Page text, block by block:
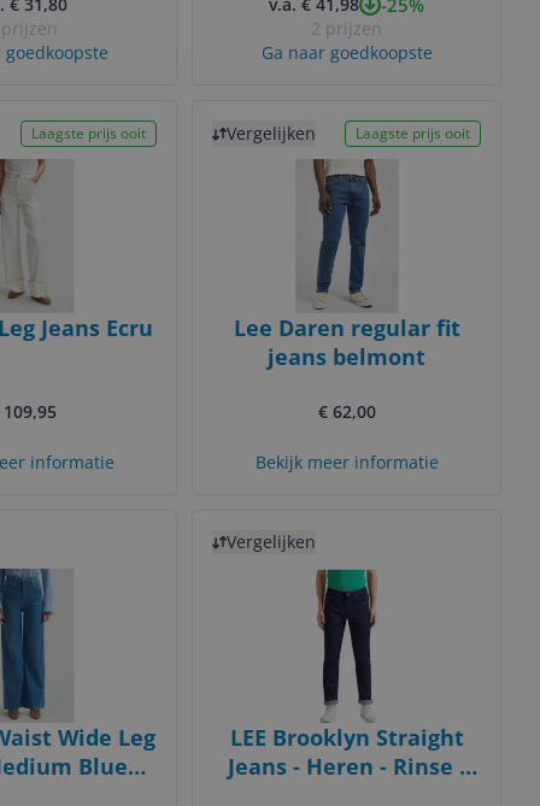
goedkoopste
2 prijzen
Ga naar goedkoopste
Laagste prijs ooit
Jeans Ecru
informatie
Vergelijken Laagste prijs ooit
Lee Daren regular fit
jeans belmont
€ 62,00
Bekijk meer informatie
Wide Leg
Blue
Vergelijken
LEE Brooklyn Straight
Jeans - Heren - Rinse -